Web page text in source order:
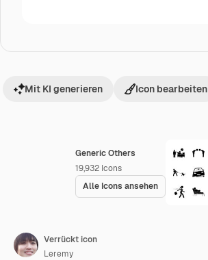
Generic Others
19,932 Icons
Alle Icons ansehen
Mit KI generieren Icon bearbeiten
Verrückt icon
Leremy